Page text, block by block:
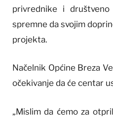
privrednike i društveno
spremne da svojim
projekta.
Načelnik Općine Breza
očekivanje da će centar
„Mislim da ćemo za